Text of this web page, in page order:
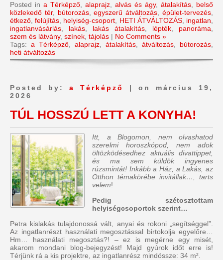
Posted in a Térképző alaprajz alvás és ágy, átalakítás
belső
közlekedő tér, bútorozás,egyszerű átváltozás ,épület-tervezés
étkező ,felújítás helyiség-csoport HETI ÁTVÁLTOZÁS, ingatlan
ingatlanvásárlás
lakás lakás átalakítás lépték panoráma
szem és látvány, színek tájolás | No Comments »
Tags: a Térképző alaprajz átalakítás átváltozás bútorozás
heti átváltozás
Posted by:a Térképző
| on március 19,
2026
TÚL HOSSZÚ LETT A KONYHA!
Itt, a Blogomon, nem olvashatod
szerelmi horoszkópod, nem adok
öltözködésedhez aktuális divattippet,
és ma sem küldök ingyenes
rúzsmintát! Inkább a Ház, a Lakás, az
Otthon témakörébe invitállak…, tarts
velem!
Pedig szétosztottam
helyiségcsoportok szerint…
Petra kislakás tulajdonossá vált, anyai és rokoni „segítséggel”.
Az ingatlanrészt használati megosztással birtokolja egyelőre…
Hm… használati megosztás?! – ez is megérne egy misét,
akarom mondani blog-bejegyzést! Majd gyúrok időt erre is!
Térjünk rá a kis projektre, az ingatlanrész mindössze: 34 m².